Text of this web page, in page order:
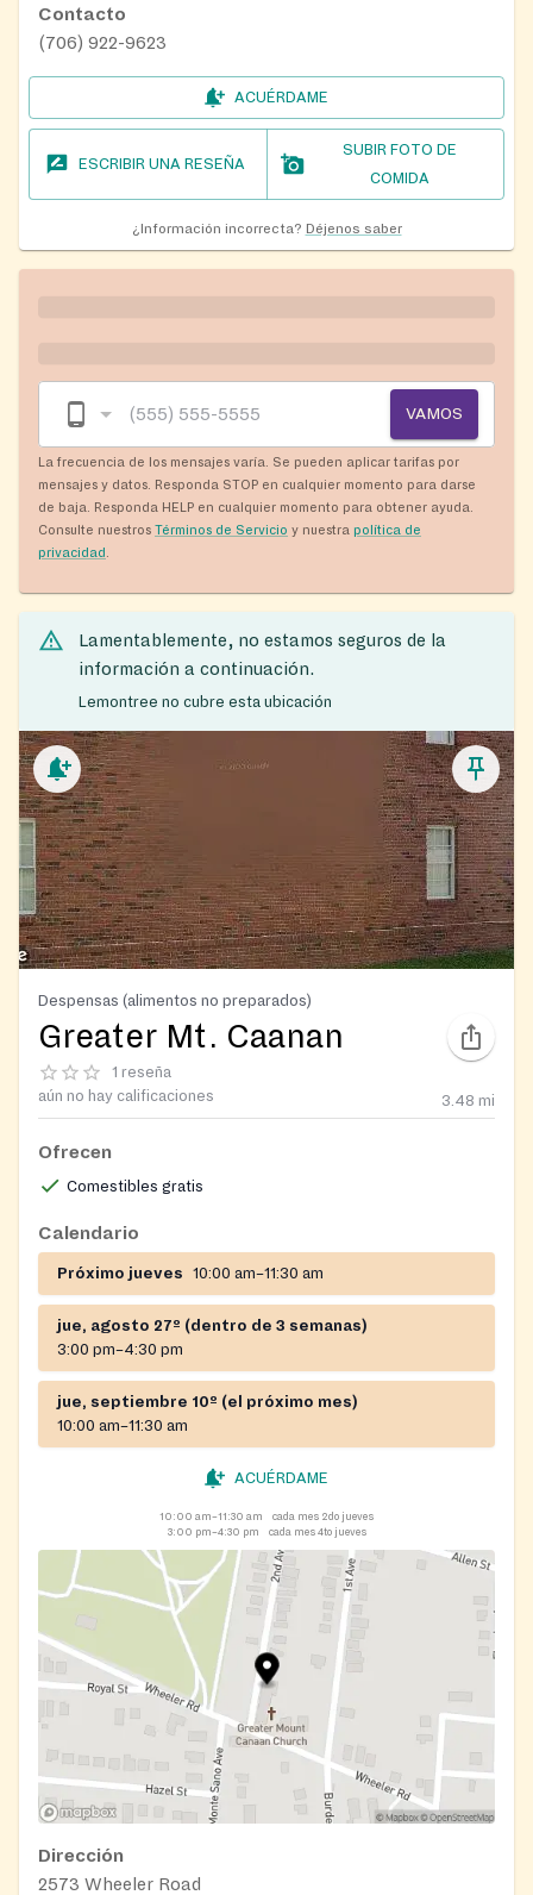
Contacto
(706) 922-9623
ACUÉRDAME
ESCRIBIR UNA RESEÑA
SUBIR FOTO DE
COMIDA
¿Información incorrecta? Déjenos saber
VAMOS
La frecuencia de los mensajes varía. Se pueden aplicar tarifas por
mensajes y datos. Responda STOP en cualquier momento para darse
de baja. Responda HELP en cualquier momento para obtener ayuda.
Consulte nuestros Términos de Servicio y nuestra política de
privacidad
Lamentablemente, no estamos seguros de la
información a continuación.
Lemontree no cubre esta ubicación
Despensas (alimentos no preparados)
Greater Mt. Caanan
1 reseña
aún no hay calificaciones
3.48 mi
Ofrecen
Comestibles gratis
Calendario
Próximo jueves 10:00 am–11:30 am
jue, agosto 27º (dentro de 3 semanas)
3:00 pm–4:30 pm
jue, septiembre 10º (el próximo mes)
10:00 am–11:30 am
ACUÉRDAME
10:00 am–11:30 am
cada mes 2do jueves
3:00 pm–4:30 pm
cada mes 4to jueves
Dirección
2573 Wheeler Road